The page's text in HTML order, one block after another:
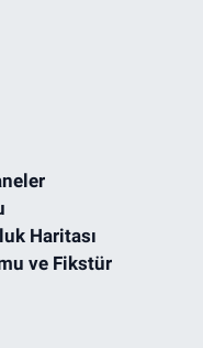
Haritası
ve Fikstür